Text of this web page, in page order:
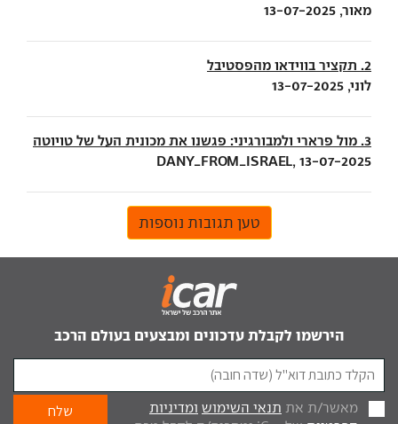
מאור, 13-07-2025
2. תקציר בווידאו מהפסטיבל
לוני, 13-07-2025
3. מול פרארי ולמבורגיני: פגשנו את מכונית העל של טויוטה
DANY_FROM_ISRAEL, 13-07-2025
טען תגובות נוספות
הירשמו לקבלת עדכונים ומבצעים בעולם הרכב
מאשר/ת את תנאי השימוש ומדיניות